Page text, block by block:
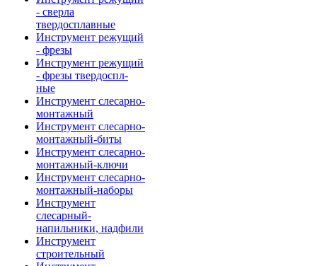
- сверла
твердосплавные
Инструмент режущий
- фрезы
Инструмент режущий
- фрезы твердоспл-
ные
Инструмент слесарно-
монтажный
Инструмент слесарно-
монтажный-биты
Инструмент слесарно-
монтажный-ключи
Инструмент слесарно-
монтажный-наборы
Инструмент
слесарный-
напильники, надфили
Инструмент
строительный